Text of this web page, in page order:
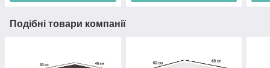
Подібні товари компанії